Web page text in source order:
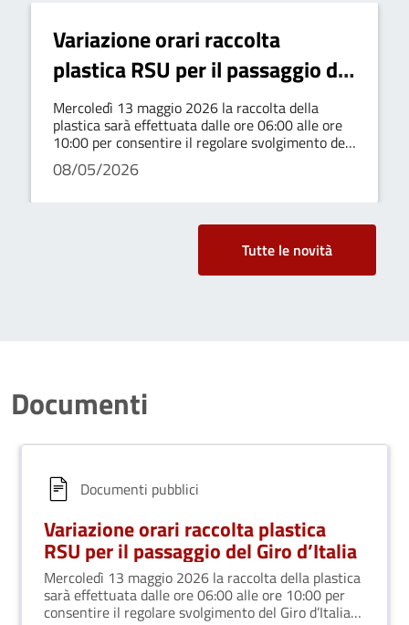
Variazione orari raccolta
plastica RSU per il passaggio del
Giro d’Italia
Mercoledì 13 maggio 2026 la raccolta della
plastica sarà effettuata dalle ore 06:00 alle ore
10:00 per consentire il regolare svolgimento del
Giro d’Italia nel territorio comunale
08/05/2026
Tutte le novità
Documenti
Documenti pubblici
Variazione orari raccolta plastica
RSU per il passaggio del Giro d’Italia
Mercoledì 13 maggio 2026 la raccolta della plastica
sarà effettuata dalle ore 06:00 alle ore 10:00 per
consentire il regolare svolgimento del Giro d’Italia